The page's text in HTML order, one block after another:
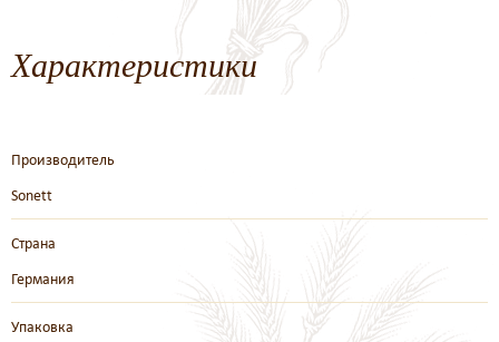
Характеристики
Производитель
Sonett
Страна
Германия
Упаковка